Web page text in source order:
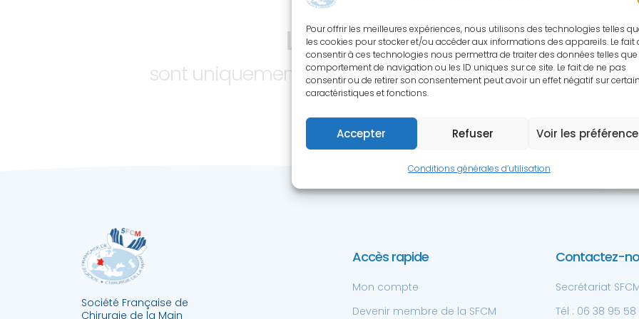
Pour offrir les meilleures expériences, nous utilisons des technologies telles
les cookies pour stocker et/ou accéder aux informations des appareils. Le fait
consentir à ces technologies nous permettra de traiter des données telles que
comportement de navigation ou les ID uniques sur ce site. Le fait de ne pas
consentir ou de retirer son consentement peut avoir un effet négatif sur
caractéristiques et fonctions.
Accepter Refuser Voir les
Conditions générales d’utilisation
LES RESSOURCES
sont uniquement accessibles aux membres de la
Société Française de
Chirurgie de la Main
Accès rapide
Mon compte
Devenir membre de la SFCM
Contactez-
Secrétariat
Tél : 06 38 95 58